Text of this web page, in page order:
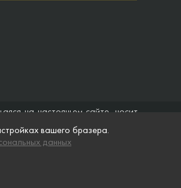
на настоящем сайте, носит
оферта). Компания Точка опоры
в любое время. Технические
уведомления.
вашего бразера.
данных